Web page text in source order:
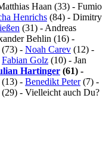
Haan (33) - Fumio
Henrichs (84) - Dimitry
(31) - Andreas
Behlin (16) -
(73) - Noah Carev (12) -
Fabian Golz (10) - Jan
Hartinger (61) -
- Benedikt Peter(7) -
(29) - Vielleicht auch Du?